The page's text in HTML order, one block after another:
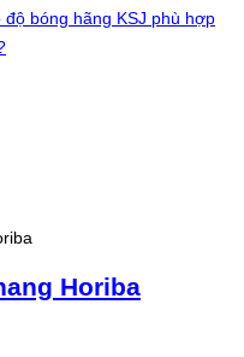
bóng hãng KSJ phù hợp
Horiba